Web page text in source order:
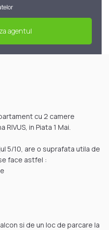
cu 2 camere
in Piata 1 Mai.
5/10, are o suprafata utila de
face astfel :
si de un loc de parcare la